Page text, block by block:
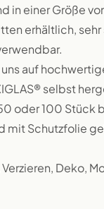
in einer Größe
erhältlich,
auf
selbst
oder 100 Stück
mit Schutzfolie
Deko,